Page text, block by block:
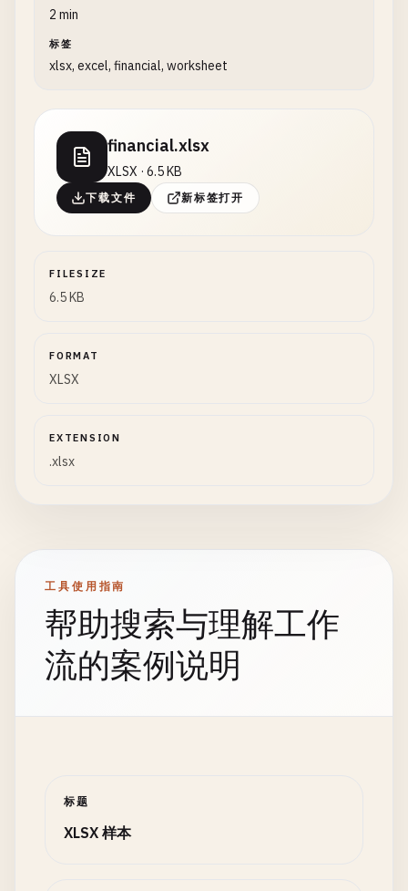
2 min
标签
xlsx, excel, financial, worksheet
financial.xlsx
XLSX · 6.5 KB
下载文件 新标签打开
FILESIZE
6.5 KB
FORMAT
XLSX
EXTENSION
.xlsx
工具使用指南
帮助搜索与理解工作
流的案例说明
标题
XLSX 样本